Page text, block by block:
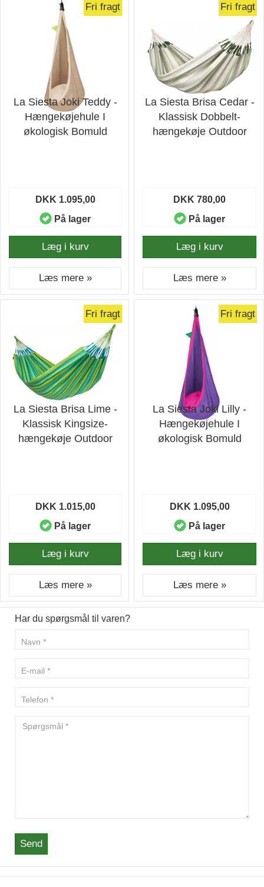
Fri fragt
La Siesta Joki Teddy -
Hængekøjehule I
økologisk Bomuld
DKK 1.095,00
På lager
Læg i kurv
Læs mere »
Fri fragt
La Siesta Brisa Cedar -
Klassisk Dobbelt-
hængekøje Outdoor
DKK 780,00
På lager
Læg i kurv
Læs mere »
Fri fragt
La Siesta Brisa Lime -
Klassisk Kingsize-
hængekøje Outdoor
DKK 1.015,00
På lager
Læg i kurv
Læs mere »
Fri fragt
La Siesta Joki Lilly -
Hængekøjehule I
økologisk Bomuld
DKK 1.095,00
På lager
Læg i kurv
Læs mere »
Har du spørgsmål til varen?
Send